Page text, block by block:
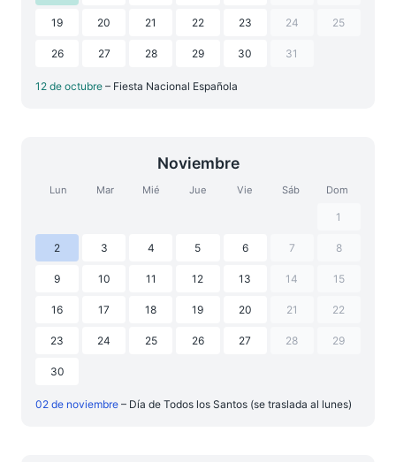
19 20 21 22 23 24 25
26 27 28 29 30 31
12 de octubre – Fiesta Nacional Española
Noviembre
Lun Mar Mié Jue Vie Sáb Dom
1
2 3 4 5 6 7 8
9 10 11 12 13 14 15
16 17 18 19 20 21 22
23 24 25 26 27 28 29
30
02 de noviembre – Día de Todos los Santos (se traslada al lunes)